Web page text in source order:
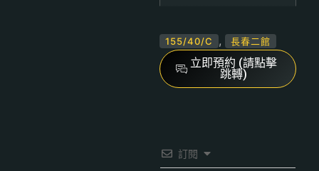
155/40/C , 長春二館
立即預約 (請點擊
跳轉)
訂閱